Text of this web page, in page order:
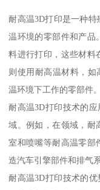
耐高温3D打印是一种
温环境的零部件和产品
料进行打印，这些材料
则使用耐高温材料，如
温环境下工作的零部件。
耐高温3D打印技术的
域。例如，在领域，耐
室和喷嘴等耐高温零部
造汽车引擎部件和排气
耐高温3D打印技术的